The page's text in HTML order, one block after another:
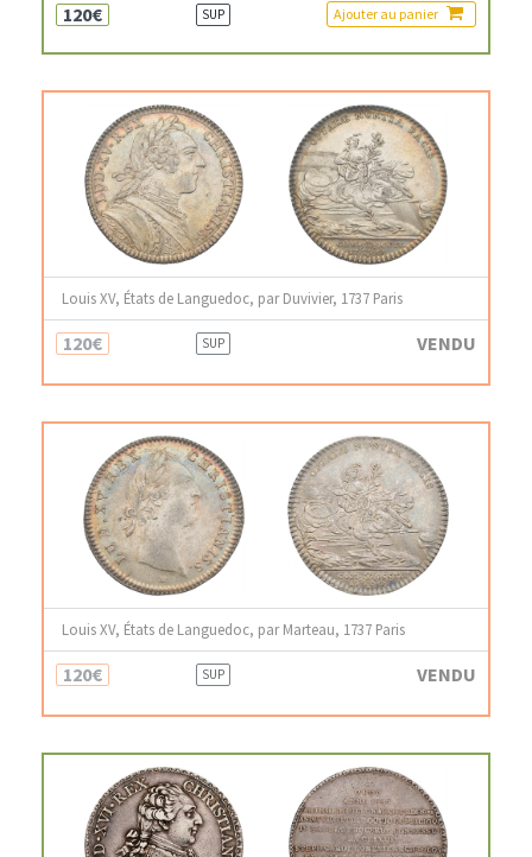
120€ SUP Ajouter au panier
Louis XV, États de Languedoc, par Duvivier, 1737 Paris
120€ SUP VENDU
Louis XV, États de Languedoc, par Marteau, 1737 Paris
120€ SUP VENDU